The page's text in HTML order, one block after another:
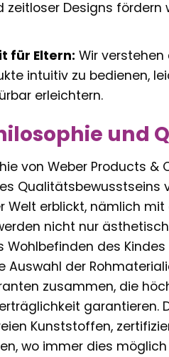
zeitloser Designs
für Eltern: Wir
intuitiv zu bedienen,
erleichtern.
und
von Weber Products
Qualitätsbewusstseins
Welt erblickt, nämlich
nicht nur
des
Auswahl der
zusammen, die
garantieren.
Kunststoffen,
wo immer dies